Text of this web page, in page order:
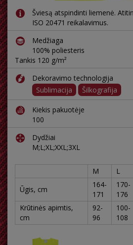
Šviesą atspindinti liemenė.
ISO 20471 reikalavimus.
Medžiaga
100% poliesteris
Tankis 120 g/m²
Dekoravimo technologija
Sublimacija
Šilkografija
Kiekis pakuotėje
100
Dydžiai
M;L;XL;XXL;3XL
M L
Ūgis, cm
164-
171
170-
176
Krūtinės apimtis,
cm
92-
96
100-
108